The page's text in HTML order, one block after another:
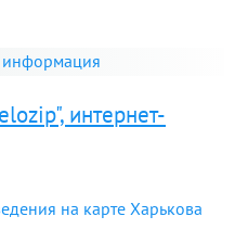
интернет-
на карте Харькова